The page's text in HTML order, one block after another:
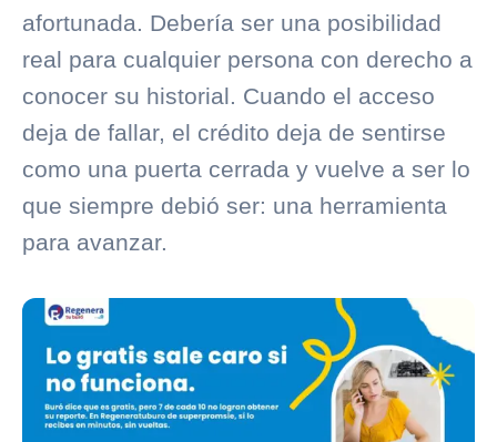
afortunada. Debería ser una posibilidad
real para cualquier persona con derecho a
conocer su historial. Cuando el acceso
deja de fallar, el crédito deja de sentirse
como una puerta cerrada y vuelve a ser lo
que siempre debió ser: una herramienta
para avanzar.